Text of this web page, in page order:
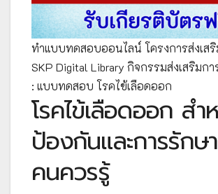
ทำแบบทดสอบออนไลน์ โครงการส่งเส
SKP Digital Library กิจกรรมส่งเสริมก
: แบบทดสอบ โรคไข้เลือดออก
โรคไข้เลือดออก สำ
ป้องกันและการรักษ
คนควรรู้